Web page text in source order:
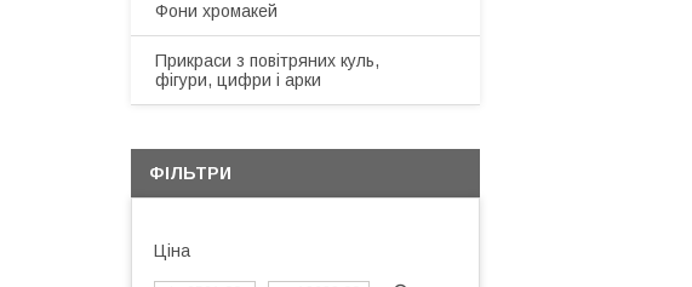
Фони хромакей
Прикраси з повітряних куль,
фігури, цифри і арки
ФІЛЬТРИ
Ціна